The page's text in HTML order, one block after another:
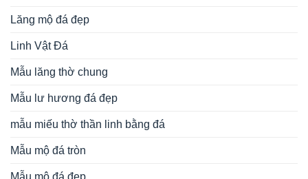
Lăng mộ đá đẹp
Linh Vật Đá
Mẫu lăng thờ chung
Mẫu lư hương đá đẹp
mẫu miếu thờ thần linh bằng đá
Mẫu mộ đá tròn
Mẫu mộ đá đẹp